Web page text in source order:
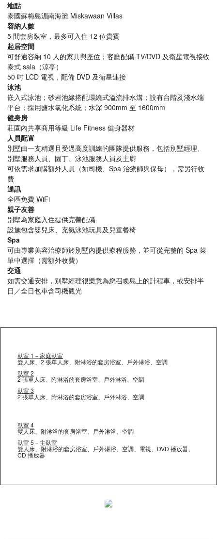
地點
泰國蘇梅島湄南海灘 Miskawaan Villas
容納人數
5 間套房臥室，最多可入住 12 位貴賓
起居空間
可舒適容納 10 人的家具與座位；客廳配備 TV/DVD 及衛星電視接收
泰式 sala（涼亭）
50 吋 LCD 電視，配備 DVD 及衛星連接
泳池
嵌入式泳池；砂岩池緣搭配環繞式溢流排水溝；設有台階及淺水端
平台；採用鹽水氯化系統；水深 900mm 至 1600mm
健身房
莊園內共享商用等級 Life Fitness 健身器材
人員配置
別墅由一支精選且受過高度訓練的團隊提供服務，包括別墅經理、
別墅服務人員、園丁、泳池服務人員及主廚
可依需求加購額外人員（如司機、Spa 治療師與保母），需另行收
費
通訊
全區免費 WiFi
親子友善
別墅為家庭入住提供完善配備
設施包含嬰兒床、充氣泳池玩具及兒童餐椅
Spa
可由專業美容治療師於別墅內提供療程服務，並可從完整的 Spa 菜
單中選擇（需額外收費）
交通
如需交通安排，別墅經理很樂意為您召喚島上的計程車，或安排半
日／全日包車含司機觀光
臥室 1－家庭臥室
雙人床、2 張單人床、附淋浴的套房浴室、戶外淋浴、空調
臥室 2
2 張單人床、附淋浴的套房浴室、戶外淋浴、空調
臥室 3
2 張單人床、附淋浴的套房浴室、戶外淋浴、空調
臥室 4
雙人床、附淋浴的套房浴室、戶外淋浴、空調
臥室 5－主臥室
雙人床、附淋浴的套房浴室、戶外淋浴、空調、電視、DVD 播放器、
CD 播放器